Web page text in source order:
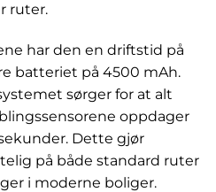
ruter.
har den en driftstid på
batteriet på 4500 mAh.
sørger for at alt
oppdager
Dette gjør
på både standard ruter
i moderne boliger.